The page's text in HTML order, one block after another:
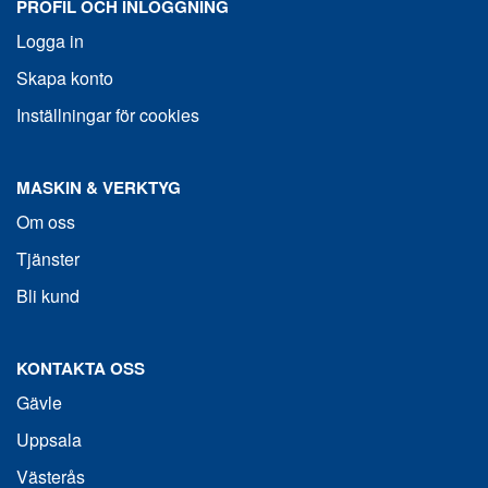
PROFIL OCH INLOGGNING
Logga in
Skapa konto
Inställningar för cookies
MASKIN & VERKTYG
Om oss
Tjänster
Bli kund
KONTAKTA OSS
Gävle
Uppsala
Västerås